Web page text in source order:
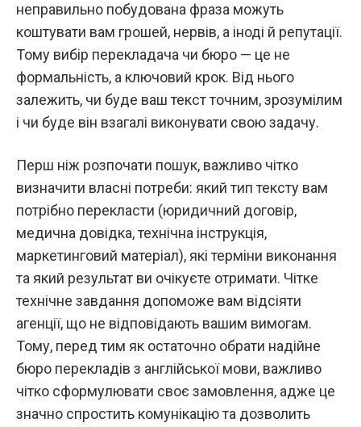
неправильно побудована фраза можуть
коштувати вам грошей, нервів, а іноді й репутації.
Тому вибір перекладача чи бюро — це не
формальність, а ключовий крок. Від нього
залежить, чи буде ваш текст точним, зрозумілим
і чи буде він взагалі виконувати свою задачу.
Перш ніж розпочати пошук, важливо чітко
визначити власні потреби: який тип тексту вам
потрібно перекласти (юридичний договір,
медична довідка, технічна інструкція,
маркетинговий матеріал), які терміни виконання
та який результат ви очікуєте отримати. Чітке
технічне завдання допоможе вам відсіяти
агенції, що не відповідають вашим вимогам.
Тому, перед тим як остаточно обрати надійне
бюро перекладів з англійської мови, важливо
чітко сформулювати своє замовлення, адже це
значно спростить комунікацію та дозволить